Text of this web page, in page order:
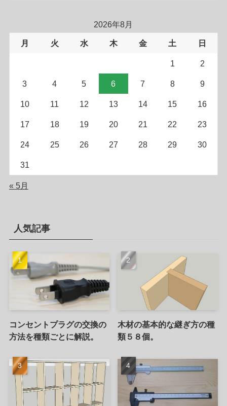
ー
2026年8月
月 火 水 木 金 土 日
1 2
3 4 5 6 7 8 9
10 11 12 13 14 15 16
17 18 19 20 21 22 23
24 25 26 27 28 29 30
31
« 5月
人気記事
コンセントプラグの交換の
方法を種類ごとに解説。
木材の基本的な継ぎ方の種
類５８個。